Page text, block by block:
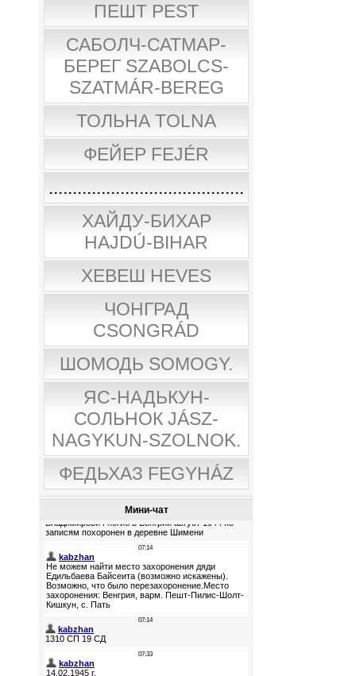
ПЕШТ PEST
САБОЛЧ-САТМАР-
БЕРЕГ SZABOLCS-
SZATMÁR-BEREG
ТОЛЬНА TOLNA
ФЕЙЕР FEJÉR
.........................................
ХАЙДУ-БИХАР
HAJDÚ-BIHAR
ХЕВЕШ HEVES
ЧОНГРАД
CSONGRÁD
ШОМОДЬ SOMOGY.
ЯС-НАДЬКУН-
СОЛЬНОК JÁSZ-
NAGYKUN-SZOLNOK.
ФЕДЬХАЗ FEGYHÁZ
Мини-чат